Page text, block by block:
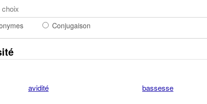
Conjugaison
avidité bassesse